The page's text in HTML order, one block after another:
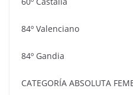
84º Valenciano
84º Gandia
CATEGORÍA ABSOLUTA